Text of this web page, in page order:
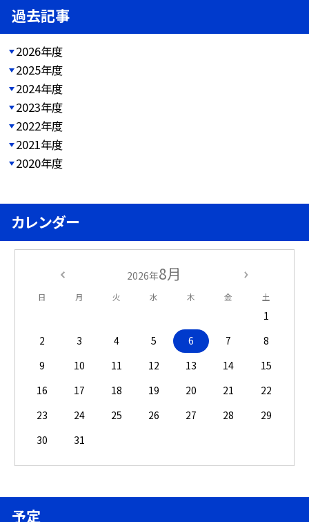
過去記事
2026年度
2025年度
2024年度
2023年度
2022年度
2021年度
2020年度
カレンダー
2026年8月
日 月 火 水 木 金 土
1
2
3 4 5 6 7
8
9
10 11 12 13 14
15
16
17 18 19 20 21
22
23
24 25 26 27 28
29
30
31
予定